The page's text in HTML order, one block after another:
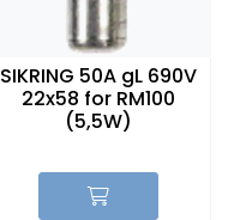
SIKRING 50A gL 690V
22x58 for RM100
(5,5W)